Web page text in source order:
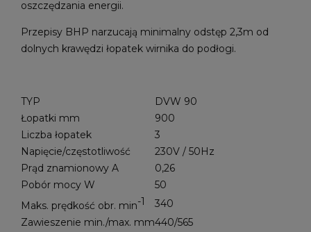
oszczędzania energii.
Przepisy BHP narzucają minimalny odstęp 2,3m od
dolnych krawędzi łopatek wirnika do podłogi.
TYP
DVW 90
Łopatki mm
900
Liczba łopatek
3
Napięcie/częstotliwość
230V / 50Hz
Prąd znamionowy A
0,26
Pobór mocy W
50
Maks. prędkość obr. min-1
340
Zawieszenie min./max. mm440/565